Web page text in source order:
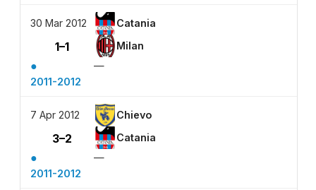
30 Mar 2012 Catania
1–1 Milan
●
—
2011-2012
7 Apr 2012 Chievo
3–2 Catania
●
—
2011-2012